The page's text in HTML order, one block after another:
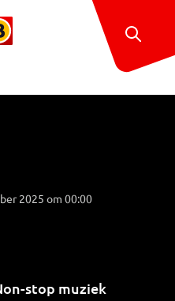
2025 om 00:00
stop muziek